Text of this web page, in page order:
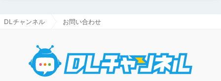
DLチャンネル お問い合わせ